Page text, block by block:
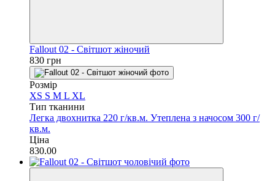
Fallout 02 - Світшот жіночий
830 грн
Розмір
XS S M L XL
Тип тканини
Легка двохнитка 220 г/кв.м. Утеплена з начосом 300 г/
кв.м.
Ціна
830.00